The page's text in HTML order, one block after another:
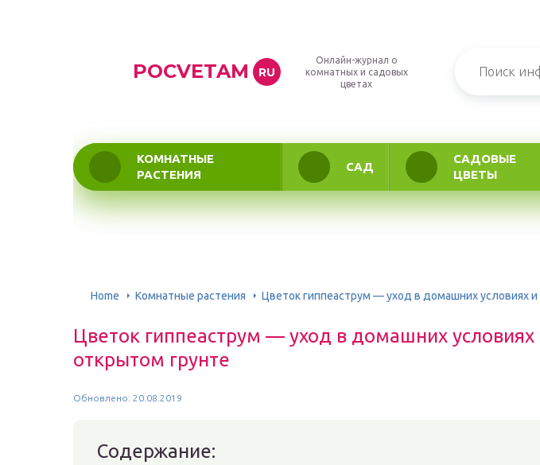
POCVETAM RU
Онлайн-журнал о
комнатных и садовых
цветах
КОМНАТНЫЕ
РАСТЕНИЯ
САД
САДОВЫЕ
ЦВЕТЫ
Home Комнатные растения Цветок гиппеаструм — уход в домашних условиях и
Цветок гиппеаструм — уход в домашних условиях
открытом грунте
Обновлено: 20.08.2019
Содержание: